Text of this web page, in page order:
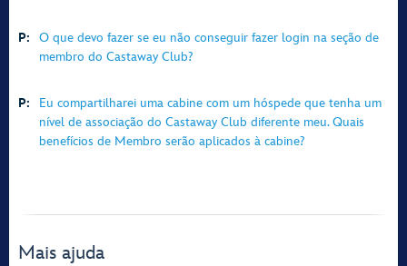
P:
O que devo fazer se eu não conseguir fazer login na seção de
membro do Castaway Club?
P:
Eu compartilharei uma cabine com um hóspede que tenha um
nível de associação do Castaway Club diferente meu. Quais
benefícios de Membro serão aplicados à cabine?
Mais ajuda